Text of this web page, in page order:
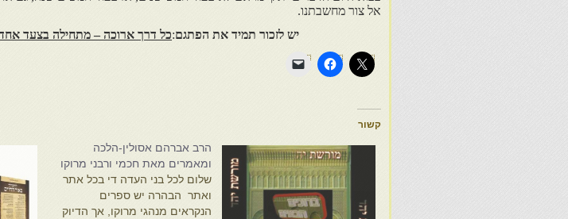
אל צור מחשבתנו.
יש לזכור תמיד את הפתגם:כל דרך ארוכה – מתחילה בצעד
קשור
הרב אברהם אסולין-הלכה
ומאמרים מאת חכמי ורבני מרוקו
שלום לכל בני העדה די בכל אתר
ואתר הבהרה יש ספרים
הנקראים מנהגי מרוקו, אך הדיוק